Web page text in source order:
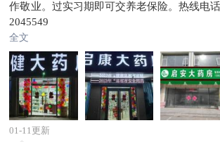
作敬业。过实习期即可交养老保险。热线电
2045549
全文
01-11更新